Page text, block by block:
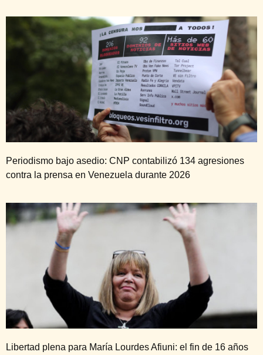
Periodismo bajo asedio: CNP contabilizó 134 agresiones
contra la prensa en Venezuela durante 2026
Libertad plena para María Lourdes Afiuni: el fin de 16 años